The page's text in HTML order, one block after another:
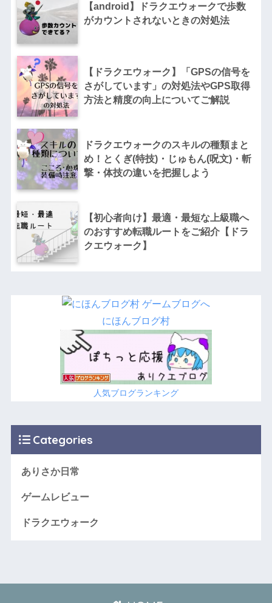
【android】ドラクエウォークで歩数
がカウントされないときの対処法
【ドラクエウォーク】「GPSの信号を
さがしています」の対処法やGPS取得
方法と精度の向上についてご解説
ドラクエウォークのスキルの種類まと
め！とくぎ(特技)・じゅもん(呪文)・斬
撃・体技の違いを把握しよう
【初心者向け】最適・最短な上級職へ
のおすすめ転職ルートをご紹介【ドラ
クエウォーク】
にほんブログ村
人気ブログランキング
Categories
ありさか日常
ゲームレビュー
ドラクエウォーク